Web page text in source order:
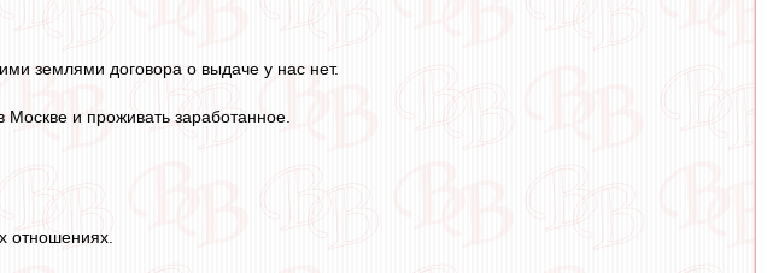
землями договора о выдаче у нас нет.
Москве и проживать заработанное.
отношениях.